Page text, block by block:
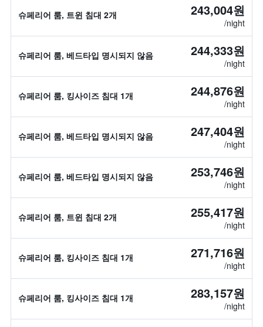
슈페리어 룸, 트윈 침대 2개 243,004원
/night
슈페리어 룸, 베드타입 명시되지 않음 244,333원
/night
슈페리어 룸, 킹사이즈 침대 1개 244,876원
/night
슈페리어 룸, 베드타입 명시되지 않음 247,404원
/night
슈페리어 룸, 베드타입 명시되지 않음 253,746원
/night
슈페리어 룸, 트윈 침대 2개 255,417원
/night
슈페리어 룸, 킹사이즈 침대 1개 271,716원
/night
슈페리어 룸, 킹사이즈 침대 1개 283,157원
/night